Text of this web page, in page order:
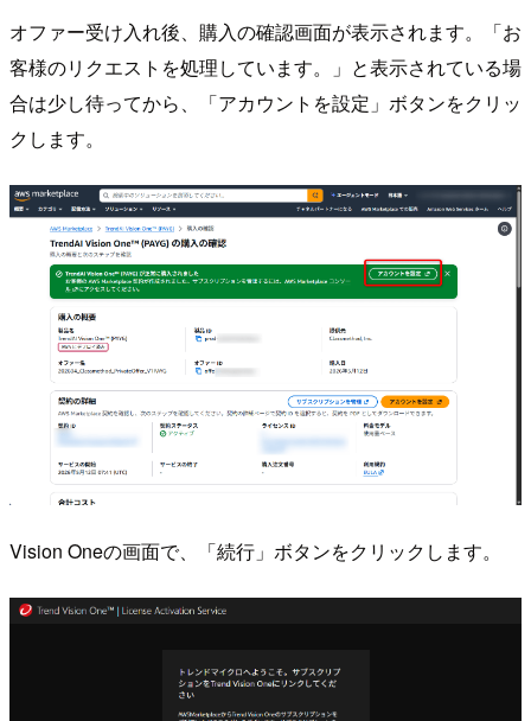
オファー受け入れ後、購入の確認画面が表示されます。「お
客様のリクエストを処理しています。」と表示されている場
合は少し待ってから、「アカウントを設定」ボタンをクリッ
クします。
Vision Oneの画面で、「続行」ボタンをクリックします。